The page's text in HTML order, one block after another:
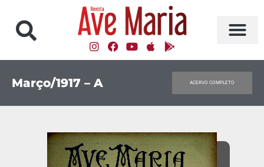
Março/1917 – A ACERVO COMPLETO